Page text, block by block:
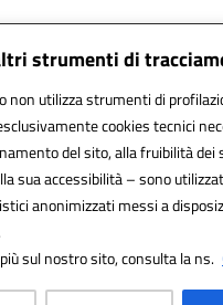
strumenti di
non utilizza strumenti di
cookies tecnici
del sito, alla fruibilità dei
sua accessibilità – sono
anonimizzati messi a
sul nostro sito, consulta la ns.